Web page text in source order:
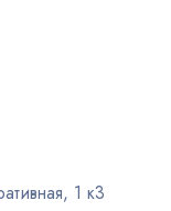
1 к3